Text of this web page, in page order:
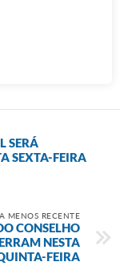
SERÁ
SEXTA-FEIRA
MENOS RECENTE
CONSELHO
NESTA
FEIRA